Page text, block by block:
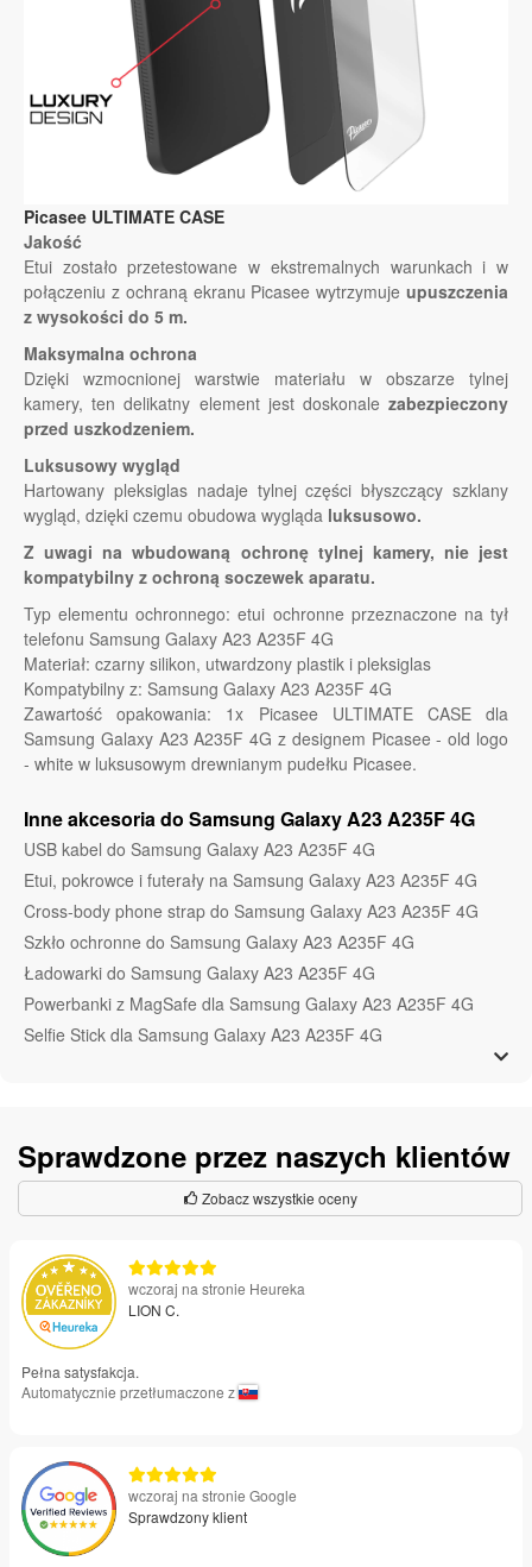
Picasee ULTIMATE CASE
Jakość
Etui zostało przetestowane w ekstremalnych warunkach i w
połączeniu z ochraną ekranu Picasee wytrzymuje upuszczenia
z wysokości do 5 m.
Maksymalna ochrona
Dzięki wzmocnionej warstwie materiału w obszarze tylnej
kamery, ten delikatny element jest doskonale zabezpieczony
przed uszkodzeniem.
Luksusowy wygląd
Hartowany pleksiglas nadaje tylnej części błyszczący szklany
wygląd, dzięki czemu obudowa wygląda luksusowo.
Z uwagi na wbudowaną ochronę tylnej kamery, nie jest
kompatybilny z ochroną soczewek aparatu.
Typ elementu ochronnego: etui ochronne przeznaczone na tył
telefonu Samsung Galaxy A23 A235F 4G
Materiał: czarny silikon, utwardzony plastik i pleksiglas
Kompatybilny z: Samsung Galaxy A23 A235F 4G
Zawartość opakowania: 1x Picasee ULTIMATE CASE dla
Samsung Galaxy A23 A235F 4G z designem Picasee - old logo
- white w luksusowym drewnianym pudełku Picasee.
Inne akcesoria do Samsung Galaxy A23 A235F 4G
USB kabel do Samsung Galaxy A23 A235F 4G
Etui, pokrowce i futerały na Samsung Galaxy A23 A235F 4G
Cross-body phone strap do Samsung Galaxy A23 A235F 4G
Szkło ochronne do Samsung Galaxy A23 A235F 4G
Ładowarki do Samsung Galaxy A23 A235F 4G
Powerbanki z MagSafe dla Samsung Galaxy A23 A235F 4G
Selfie Stick dla Samsung Galaxy A23 A235F 4G
Sprawdzone przez naszych klientów
Zobacz wszystkie oceny
wczoraj na stronie Heureka
LION C.
Pełna satysfakcja.
Automatycznie przetłumaczone z
wczoraj na stronie Google
Sprawdzony klient